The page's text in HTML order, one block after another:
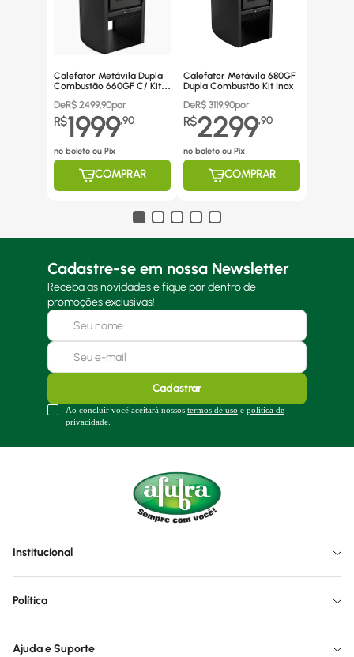
Calefator Metávila Dupla
Combustão 660GF C/ Kit
DeR$ 2499,90por
R$1999,90
no boleto ou Pix
COMPRAR
Calefator Metávila 680GF
Dupla Combustão Kit Inox
DeR$ 3119,90por
R$2299,90
no boleto ou Pix
COMPRAR
Cadastre-se em nossa Newsletter
Receba as novidades e fique por dentro de
promoções exclusivas!
Cadastrar
Ao concluir você aceitará nossos termos de uso e política de
privacidade.
Institucional
Política
Ajuda e Suporte